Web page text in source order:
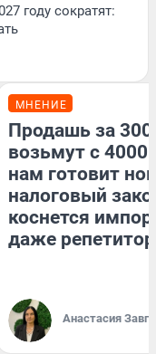
году сократят:
МНЕНИЕ
Продашь за
возьмут с
нам готовит
налоговый
коснется
даже
Анастасия